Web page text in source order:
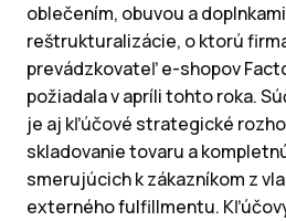
oblečením, obuvou a
reštrukturalizácie, o ktorú
prevádzkovateľ e-shopov
požiadala v apríli tohto roka.
je aj kľúčové strategické
skladovanie tovaru a
smerujúcich k zákazníkom z
externého fulfillmentu.